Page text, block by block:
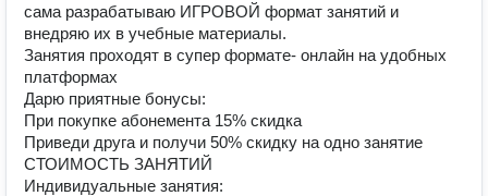
сама разрабатываю ИГРОВОЙ формат занятий и
внедряю их в учебные материалы.
Занятия проходят в супер формате- онлайн на удобных
платформах
Дарю приятные бонусы:
При покупке абонемента 15% скидка
Приведи друга и получи 50% скидку на одно занятие
СТОИМОСТЬ ЗАНЯТИЙ
Индивидуальные занятия: